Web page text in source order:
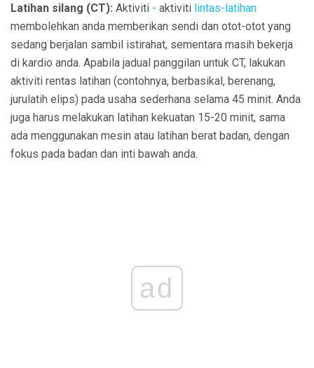
Latihan silang (CT): Aktiviti - aktiviti lintas-latihan
membolehkan anda memberikan sendi dan otot-otot yang
sedang berjalan sambil istirahat, sementara masih bekerja
di kardio anda. Apabila jadual panggilan untuk CT, lakukan
aktiviti rentas latihan (contohnya, berbasikal, berenang,
jurulatih elips) pada usaha sederhana selama 45 minit. Anda
juga harus melakukan latihan kekuatan 15-20 minit, sama
ada menggunakan mesin atau latihan berat badan, dengan
fokus pada badan dan inti bawah anda.
ad